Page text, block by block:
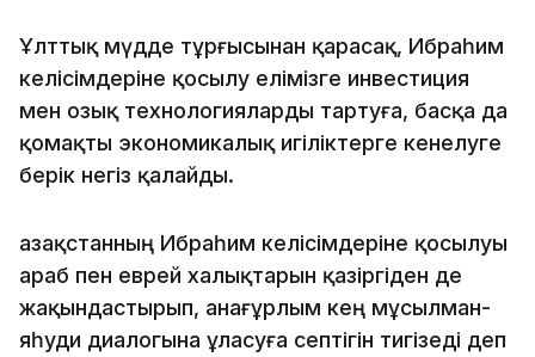
Ұлттық мүдде тұрғысынан қарасақ, Ибраһим
келісімдеріне қосылу елімізге инвестиция
мен озық технологияларды тартуға, басқа да
қомақты экономикалық игіліктерге кенелуге
берік негіз қалайды.
Қазақстанның Ибраһим келісімдеріне қосылуы
араб пен еврей халықтарын қазіргіден де
жақындастырып, анағұрлым кең мұсылман-
яһуди диалогына ұласуға септігін тигізеді деп